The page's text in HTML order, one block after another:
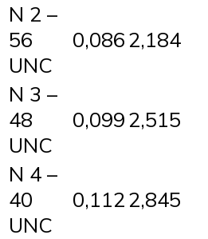
N 2 –
56
UNC
0,0862,184
N 3 –
48
UNC
0,0992,515
N 4 –
40
UNC
0,1122,845